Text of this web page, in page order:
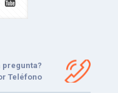
pregunta?
Teléfono